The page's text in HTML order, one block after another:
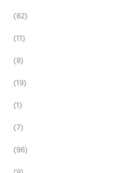
(82)
(11)
(8)
(19)
(1)
(7)
(96)